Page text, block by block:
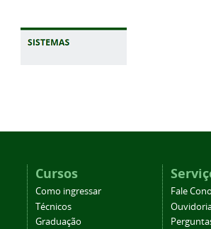
Cursos
Como ingressar
Técnicos
Graduação
Fale